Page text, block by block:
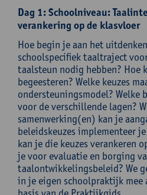
Dag 1: Schoolniveau:
verankering op de klasvloer
Hoe begin je aan het
schoolspecifiek taaltraject
taalsteun nodig hebben? Hoe
begeesteren? Welke keuzes
ondersteuningsmodel? Welke
voor de verschillende lagen?
samenwerking(en) kan je
beleidskeuzes implementeer
kan je die keuzes verankeren
je voor evaluatie en borging
taalontwikkelingsbeleid? We
in je eigen schoolpraktijk mee